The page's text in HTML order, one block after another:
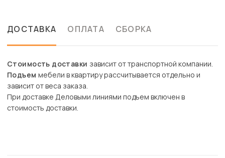
ДОСТАВКА ОПЛАТА СБОРКА
Стоимость доставки зависит от транспортной компании.
Подъем мебели в квартиру рассчитывается отдельно и
зависит от веса заказа.
При доставке Деловыми линиями подъем включен в
стоимость доставки.